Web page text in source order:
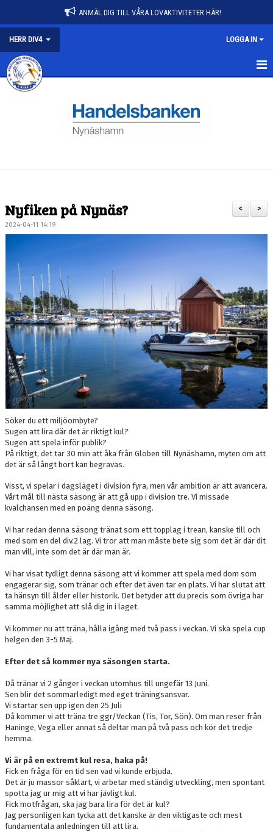
ANMÄL DIG TILL VÅRA LOVAKTIVITETER HÄR!
HERR DIV4 LOGGA IN
HERR DIV4
BILDGALLERI
KONTAKT
>
<
Nyfiken på Nynäs?
2024-04-11 14:19
Söker du ett miljöombyte?
Sugen att lira där det är riktigt kul?
Sugen att spela inför publik?
På riktigt, det tar 30 min att åka från Globen till Nynäshamn, myten om att
det är så långt bort kan begravas.
Visst, vi spelar i dagsläget i division fyra, men vår ambition är att avancera.
Vårt mål till nästa säsong är att gå upp i division tre. Vi missade
kvalchansen med en poäng denna säsong.
Vi har redan denna säsong tränat som ett topplag i trean, kanske till och
med som en del div.2 lag. Vi tror att man måste bete sig som det är där dit
man vill, inte som det är där man är.
Vi har visat tydligt denna säsong att vi kommer att spela med dom som
engagerar sig, som tränar och efter det även tar en plats. Vi har slutat att
ta hänsyn till ålder eller historik. Det betyder att du precis som övriga har
samma möjlighet att slå dig in i laget.
Vi kommer nu att träna, hålla igång med två pass i veckan. Vi ska spela cup
helgen den 3-5 Maj.
Efter det så kommer nya säsongen starta.
Då tränar vi 2 gånger i veckan utomhus till ungefär 13 Juni.
Sen blir det sommarledigt med eget träningsansvar.
Vi startar sen upp igen den 25 Juli
Då kommer vi att träna tre ggr/Veckan (Tis, Tor, Sön). Om man reser från
Haninge, Vega eller annat så deltar man på två pass och kör det tredje
hemma.
Vi är på en extremt kul resa, haka på!
Fick en fråga för en tid sen vad vi kunde erbjuda.
Det är ju massor såklart, vi arbetar med ständig utveckling, men spontant
spotta jag ur mig att vi har jävligt kul.
Fick motfrågan, ska jag bara lira för det är kul?
Jag personligen kan tycka att det kanske är den viktigaste och mest
fundamentala anledningen till att lira.